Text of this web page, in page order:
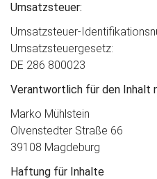
Umsatzsteuer:
Umsatzsteuer-
Umsatzsteuergesetz:
DE 286 800023
Verantwortlich für den Inhalt
Marko Mühlstein
Olvenstedter Straße 66
39108 Magdeburg
Haftung für Inhalte